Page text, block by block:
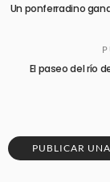
Un ponferradino
El paseo del río
PUBLICAR